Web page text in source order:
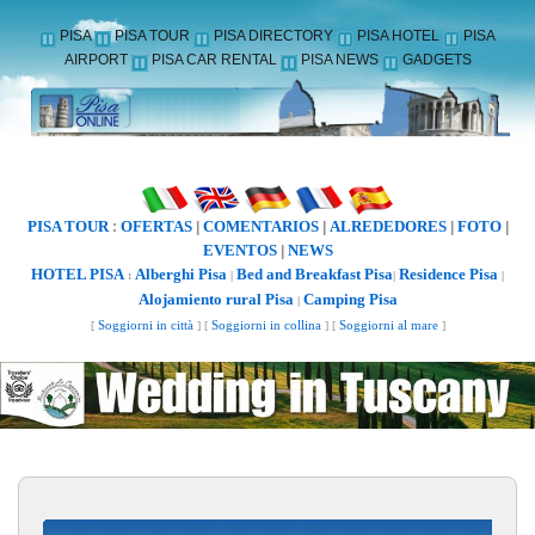
PISA PISA TOUR PISA DIRECTORY PISA HOTEL
PISA
AIRPORT
PISA CAR RENTAL PISA NEWS GADGETS
PISA TOUR: OFERTAS| COMENTARIOS| ALREDEDORES| FOTO|
EVENTOS| NEWS
HOTEL PISA: Alberghi Pisa | Bed and Breakfast Pisa| Residence Pisa |
Alojamiento rural Pisa| Camping Pisa
[ Soggiorni in città] [ Soggiorni in collina] [ Soggiorni al mare]